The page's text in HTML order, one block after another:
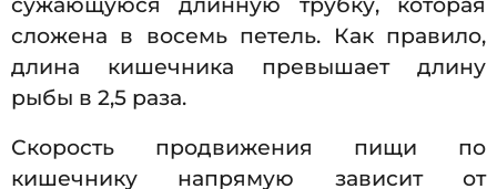
сужающуюся длинную трубку, которая
сложена в восемь петель. Как правило,
длина кишечника превышает длину
рыбы в 2,5 раза.
Скорость продвижения пищи по
кишечнику напрямую зависит от